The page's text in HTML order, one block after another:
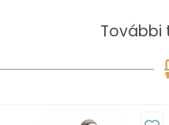
További